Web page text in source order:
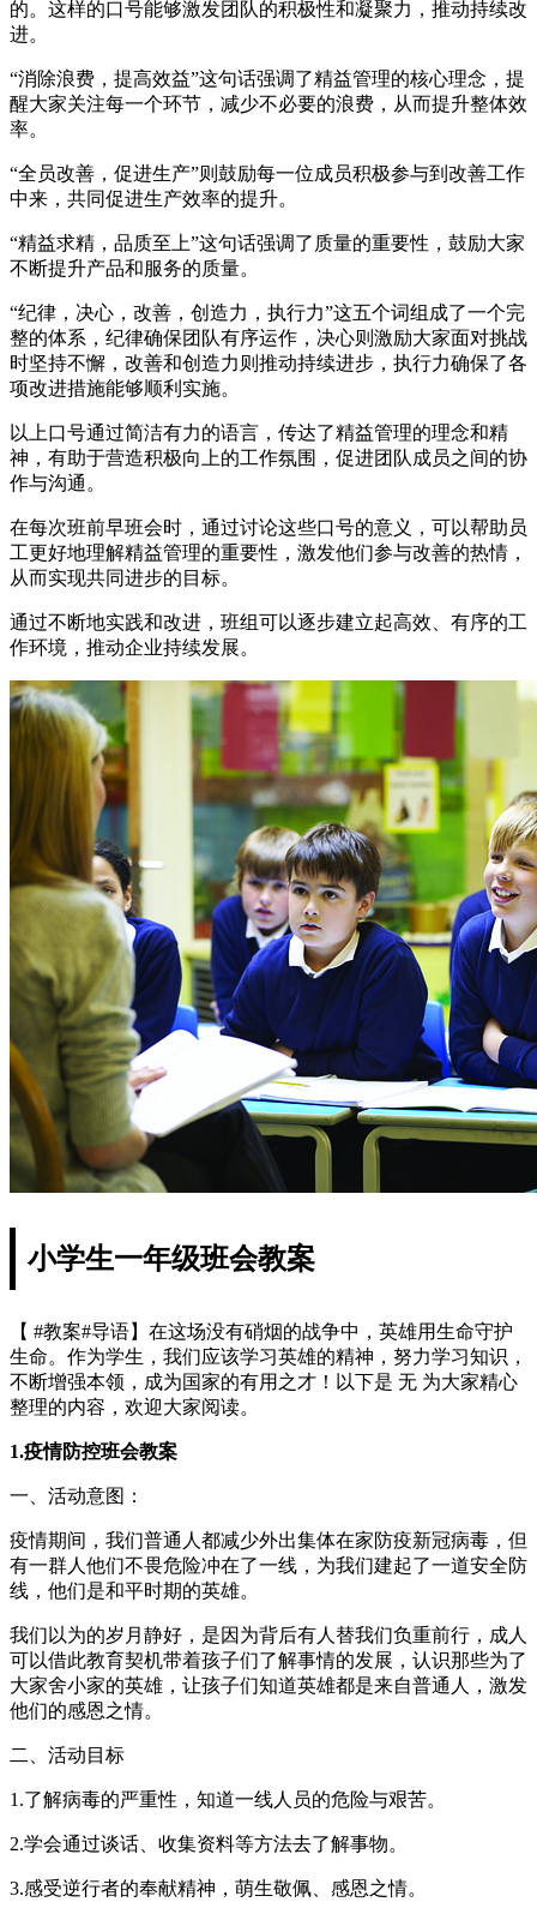
的。这样的口号能够激发团队的积极性和凝聚力，推动持续改
进。
“消除浪费，提高效益”这句话强调了精益管理的核心理念，提
醒大家关注每一个环节，减少不必要的浪费，从而提升整体效
率。
“全员改善，促进生产”则鼓励每一位成员积极参与到改善工作
中来，共同促进生产效率的提升。
“精益求精，品质至上”这句话强调了质量的重要性，鼓励大家
不断提升产品和服务的质量。
“纪律，决心，改善，创造力，执行力”这五个词组成了一个完
整的体系，纪律确保团队有序运作，决心则激励大家面对挑战
时坚持不懈，改善和创造力则推动持续进步，执行力确保了各
项改进措施能够顺利实施。
以上口号通过简洁有力的语言，传达了精益管理的理念和精
神，有助于营造积极向上的工作氛围，促进团队成员之间的协
作与沟通。
在每次班前早班会时，通过讨论这些口号的意义，可以帮助员
工更好地理解精益管理的重要性，激发他们参与改善的热情，
从而实现共同进步的目标。
通过不断地实践和改进，班组可以逐步建立起高效、有序的工
作环境，推动企业持续发展。
小学生一年级班会教案
【 #教案#导语】在这场没有硝烟的战争中，英雄用生命守护
生命。作为学生，我们应该学习英雄的精神，努力学习知识，
不断增强本领，成为国家的有用之才！以下是 无 为大家精心
整理的内容，欢迎大家阅读。
1.疫情防控班会教案
一、活动意图：
疫情期间，我们普通人都减少外出集体在家防疫新冠病毒，但
有一群人他们不畏危险冲在了一线，为我们建起了一道安全防
线，他们是和平时期的英雄。
我们以为的岁月静好，是因为背后有人替我们负重前行，成人
可以借此教育契机带着孩子们了解事情的发展，认识那些为了
大家舍小家的英雄，让孩子们知道英雄都是来自普通人，激发
他们的感恩之情。
二、活动目标
1.了解病毒的严重性，知道一线人员的危险与艰苦。
2.学会通过谈话、收集资料等方法去了解事物。
3.感受逆行者的奉献精神，萌生敬佩、感恩之情。